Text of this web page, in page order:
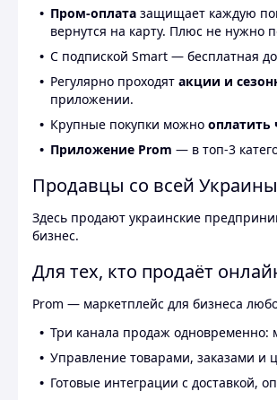
Пром-оплата защищает каждую
вернутся на карту. Плюс не нужно
С подпиской Smart — бесплатная
Регулярно проходят акции и
приложении.
Крупные покупки можно оплатить
Приложение Prom — в топ-3
Продавцы со всей Украины
Здесь продают украинские
бизнес.
Для тех, кто продаёт
Prom — маркетплейс для бизнеса
Три канала продаж одновременно:
Управление товарами, заказами и
Готовые интеграции с доставкой,